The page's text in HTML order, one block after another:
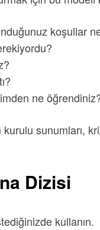
koşullar
ne
kurulu sunumları,
Dizisi
kullanın.